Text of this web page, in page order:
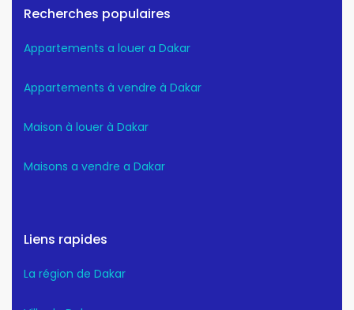
Recherches populaires
Appartements a louer a Dakar
Appartements à vendre à Dakar
Maison à louer à Dakar
Maisons a vendre a Dakar
Liens rapides
La région de Dakar